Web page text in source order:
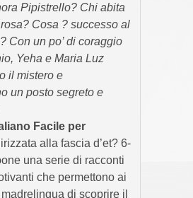
Pipistrello? Chi abita
Cosa ? successo al
Con un po’ di coraggio
Yeha e Maria Luz
il mistero e
un posto segreto e
Facile per
alla fascia d’et? 6-
una serie di racconti
che permettono ai
di scoprire il